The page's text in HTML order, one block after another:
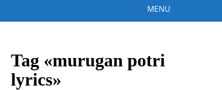
MENU
Tag «murugan potri
lyrics»